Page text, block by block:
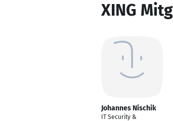
XING
Johannes Nischik
IT Security &